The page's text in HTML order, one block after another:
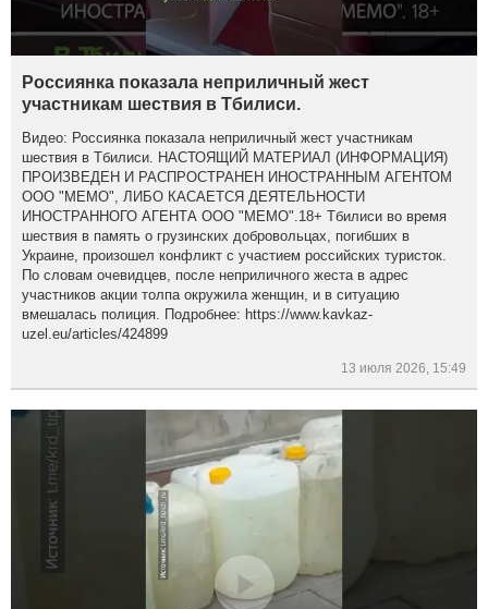
Россиянка показала неприличный жест
участникам шествия в Тбилиси.
Видео: Россиянка показала неприличный жест участникам
шествия в Тбилиси. НАСТОЯЩИЙ МАТЕРИАЛ (ИНФОРМАЦИЯ)
ПРОИЗВЕДЕН И РАСПРОСТРАНЕН ИНОСТРАННЫМ АГЕНТОМ
ООО "МЕМО", ЛИБО КАСАЕТСЯ ДЕЯТЕЛЬНОСТИ
ИНОСТРАННОГО АГЕНТА ООО "МЕМО".18+ Тбилиси во время
шествия в память о грузинских добровольцах, погибших в
Украине, произошел конфликт с участием российских туристок.
По словам очевидцев, после неприличного жеста в адрес
участников акции толпа окружила женщин, и в ситуацию
вмешалась полиция. Подробнее: https://www.kavkaz-
uzel.eu/articles/424899
13 июля 2026, 15:49